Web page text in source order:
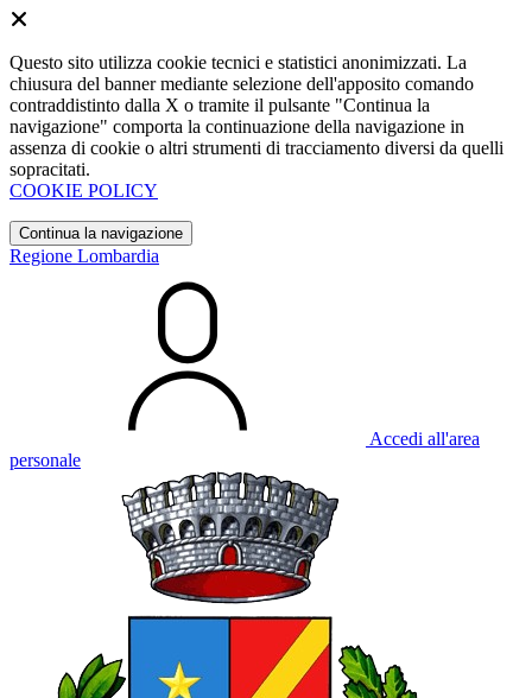
Questo sito utilizza cookie tecnici e statistici anonimizzati. La
chiusura del banner mediante selezione dell'apposito comando
contraddistinto dalla X o tramite il pulsante "Continua la
navigazione" comporta la continuazione della navigazione in
assenza di cookie o altri strumenti di tracciamento diversi da quelli
sopracitati.
COOKIE POLICY
Continua la navigazione
Regione Lombardia
Accedi all'area
personale